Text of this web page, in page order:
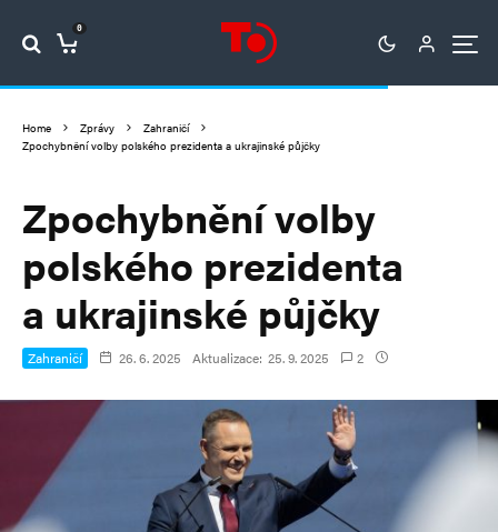
0
Home Zprávy
Zahraničí
Zpochybnění volby polského prezidenta a ukrajinské půjčky
Zpochybnění volby
polského prezidenta
a ukrajinské půjčky
Zahraničí 26. 6. 2025 Aktualizace: 25. 9. 2025 2